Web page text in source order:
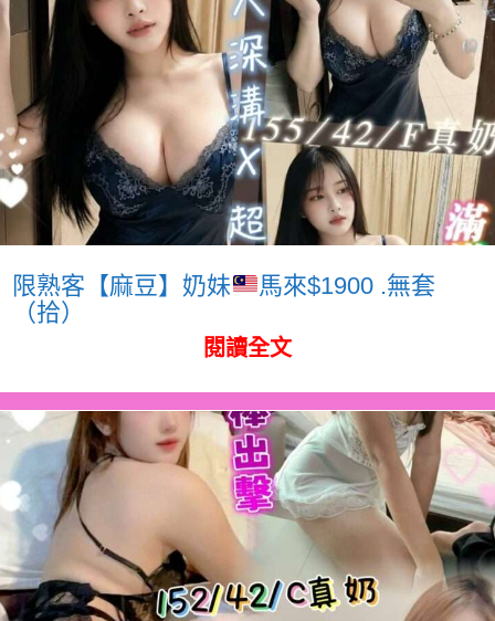
限熟客【麻豆】奶妹
馬來$1900 .無套
（拾）
閱讀全文